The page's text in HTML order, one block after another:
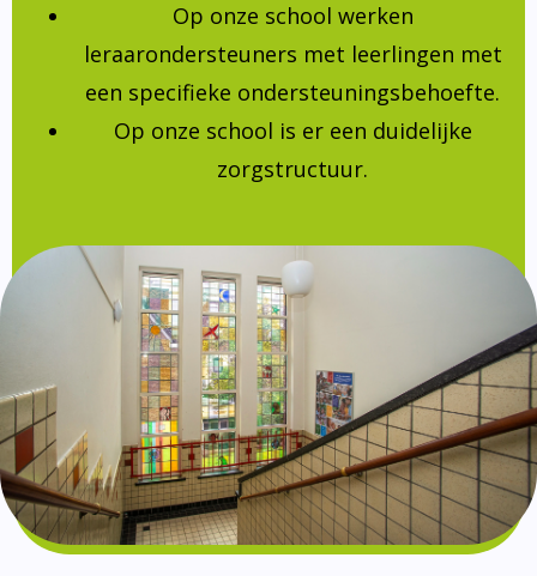
Op onze school werken
leraarondersteuners met leerlingen met
een specifieke ondersteuningsbehoefte.
Op onze school is er een duidelijke
zorgstructuur.